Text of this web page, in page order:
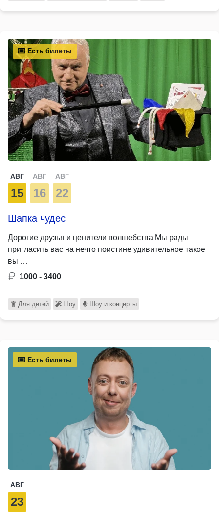
Есть билеты
АВГ
15
АВГ
16
АВГ
22
Шапка чудес
Дорогие друзья и ценители волшебства Мы рады
пригласить вас на нечто поистине удивительное такое
вы …
1000 - 3400
Для детей Шоу Шоу и концерты
Есть билеты
АВГ
23